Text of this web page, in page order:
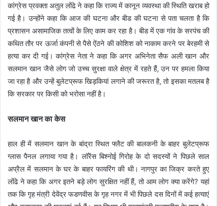
कांग्रेस प्रवक्ता अतुल लोंढे ने कहा कि राज्य में कानून व्यवस्था की स्थिति खराब हो
गई है। उन्होंने कहा कि आज की घटना और बीड की घटना से पता चलता है कि
प्रशासन असामाजिक तत्वों के लिए काम कर रहा है। बीड में एक गांव के सरपंच की
कथित तौर पर ऊर्जा कंपनी से पैसे ऐंठने की कोशिश को नाकाम करने पर बेरहमी से
हत्या कर दी गई। कांग्रेस नेता ने कहा कि अगर अभिनेता सैफ अली खान और
सलमान खान जैसे लोग जो उच्च सुरक्षा वाले क्षेत्र में रहते हैं, उन पर हमला किया
जा रहा है और उन्हें बुलेटप्रूफ खिड़कियां लगाने की जरूरत है, तो इसका मतलब है
कि सरकार पर किसी को भरोसा नहीं है।
सलमान खान का केस
हाल ही में सलमान खान के बांद्रा स्थित फ्लैट की बालकनी के बाहर बुलेटप्रूफ
ग्लास पैनल लगाया गया है। लॉरेंस बिश्नोई गिरोह के दो सदस्यों ने पिछले साल
अप्रैल में सलमान के घर के बाहर फायरिंग की थी। नागपुर का जिक्र करते हुए
लोंढे ने कहा कि अगर इतने बड़े लोग सुरक्षित नहीं हैं, तो आम लोग क्या करेंगे? यहां
तक ​​कि गृह मंत्री देवेंद्र फडणवीस के गृह नगर में भी पिछले दस दिनों में कई हत्याएं